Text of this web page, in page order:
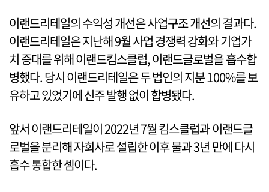
이랜드리테일의 수익성 개선은 사업구조 개선의 결과다.
이랜드리테일은 지난해 9월 사업 경쟁력 강화와 기업가
치 증대를 위해 이랜드킴스클럽, 이랜드글로벌을 흡수합
병했다. 당시 이랜드리테일은 두 법인의 지분 100%를 보
유하고 있었기에 신주 발행 없이 합병됐다.
앞서 이랜드리테일이 2022년 7월 킴스클럽과 이랜드글
로벌을 분리해 자회사로 설립한 이후 불과 3년 만에 다시
흡수 통합한 셈이다.